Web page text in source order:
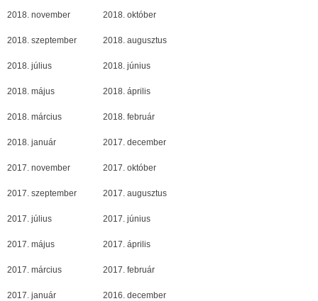
2018. november 2018. október
2018. szeptember 2018. augusztus
2018. július 2018. június
2018. május 2018. április
2018. március 2018. február
2018. január 2017. december
2017. november 2017. október
2017. szeptember 2017. augusztus
2017. július 2017. június
2017. május 2017. április
2017. március 2017. február
2017. január 2016. december